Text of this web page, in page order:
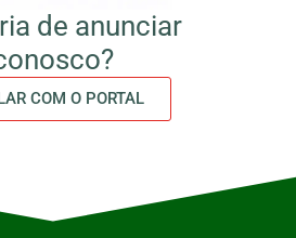
de anunciar
COM O PORTAL